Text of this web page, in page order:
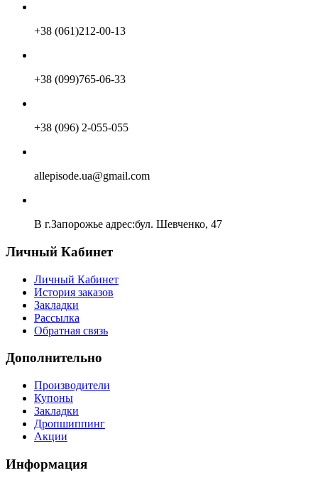
+38 (061)212-00-13
+38 (099)765-06-33
+38 (096) 2-055-055
allepisode.ua@gmail.com
В г.Запорожье адрес:бул. Шевченко, 47
Личный Кабинет
Личный Кабинет
История заказов
Закладки
Рассылка
Обратная связь
Дополнительно
Производители
Купоны
Закладки
Дропшиппинг
Акции
Информация